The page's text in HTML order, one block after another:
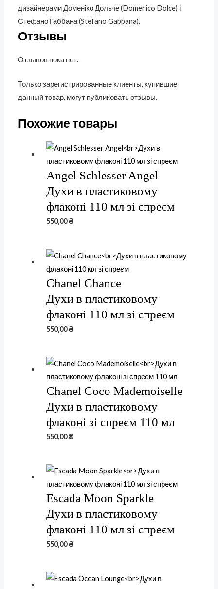
дизайнерами Доменіко Дольче (Domenico Dolce) і
Стефано Габбана (Stefano Gabbana).
Отзывы
Отзывов пока нет.
Только зарегистрированные клиенты, купившие
данный товар, могут публиковать отзывы.
Похожие товары
Angel Schlesser Angel
Духи в пластиковому
флаконі 110 мл зі спреєм
550,00₴
Chanel Chance
Духи в пластиковому
флаконі 110 мл зі спреєм
550,00₴
Chanel Coco Mademoiselle
Духи в пластиковому
флаконі зі спреєм 110 мл
550,00₴
Escada Moon Sparkle
Духи в пластиковому
флаконі 110 мл зі спреєм
550,00₴